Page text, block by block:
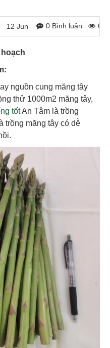
12 Jun 0 Bình luận
nguồn cung măng tây
thử 1000m2 măng tây,
tốtAn Tâm là trồng
trồng măng tây có dễ